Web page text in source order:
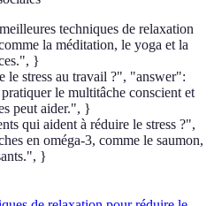
techniques de relaxation
la méditation, le yoga et la
}
stress au travail ?", "answer":
le multitâche conscient et
peut aider.", }
qui aident à réduire le stress ?",
en oméga-3, comme le saumon,
}